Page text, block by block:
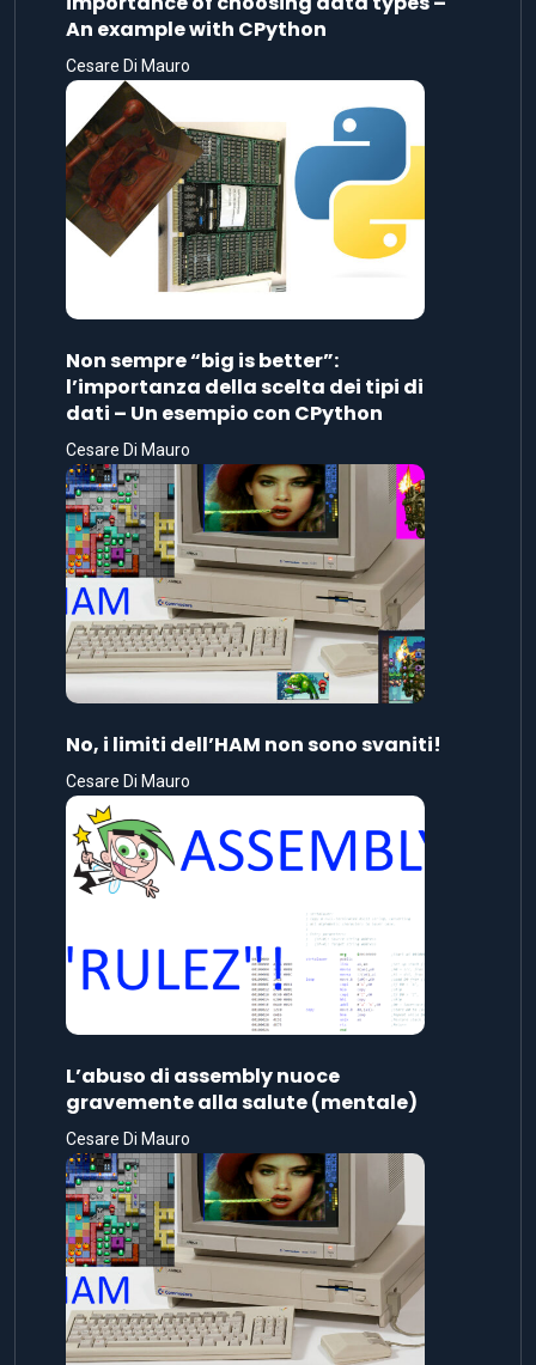
An example with CPython
Cesare Di Mauro
Non sempre “big is better”:
l’importanza della scelta dei tipi di
dati – Un esempio con CPython
Cesare Di Mauro
No, i limiti dell’HAM non sono svaniti!
Cesare Di Mauro
L’abuso di assembly nuoce
gravemente alla salute (mentale)
Cesare Di Mauro